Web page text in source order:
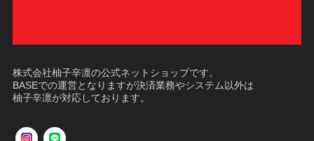
株式会社柚子辛凛の公式ネットショップです。
BASEでの運営となりますが決済業務やシステム以外は
柚子辛凛が対応しております。